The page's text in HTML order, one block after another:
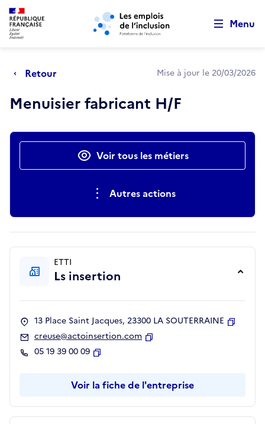
Aller au menu principal Aller au contenu principal
Menu
Retour Mise à jour le 20/03/2026
Menuisier fabricant H/F
Actions rapidesVoir tous les métiers
Autres actions
ETTI
Ls insertion
13 Place Saint Jacques, 23300 LA SOUTERRAINE
creuse@actoinsertion.com
05 19 39 00 09
Voir la fiche de l'entreprise
Retour au début de la page
Panneau de gestion des cookies